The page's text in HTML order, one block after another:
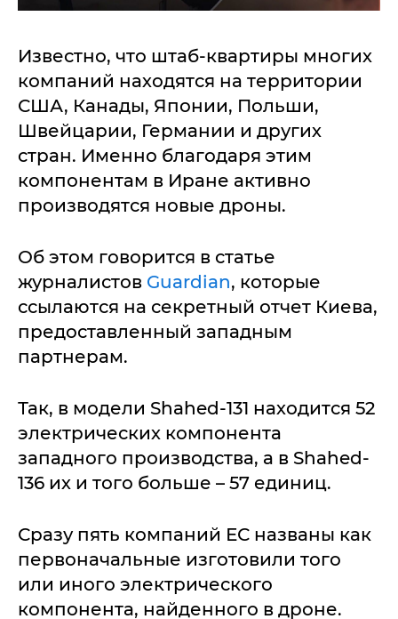
Известно, что штаб-квартиры многих
компаний находятся на территории
США, Канады, Японии, Польши,
Швейцарии, Германии и других
стран. Именно благодаря этим
компонентам в Иране активно
производятся новые дроны.
Об этом говорится в статье
журналистов Guardian, которые
ссылаются на секретный отчет Киева,
предоставленный западным
партнерам.
Так, в модели Shahed-131 находится 52
электрических компонента
западного производства, а в Shahed-
136 их и того больше – 57 единиц.
Сразу пять компаний ЕС названы как
первоначальные изготовили того
или иного электрического
компонента, найденного в дроне.